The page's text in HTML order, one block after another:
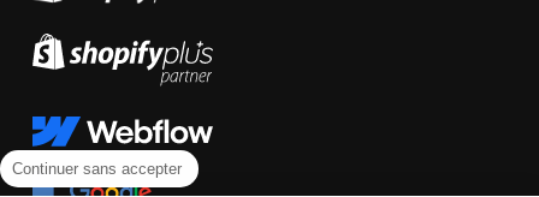
Continuer sans accepter